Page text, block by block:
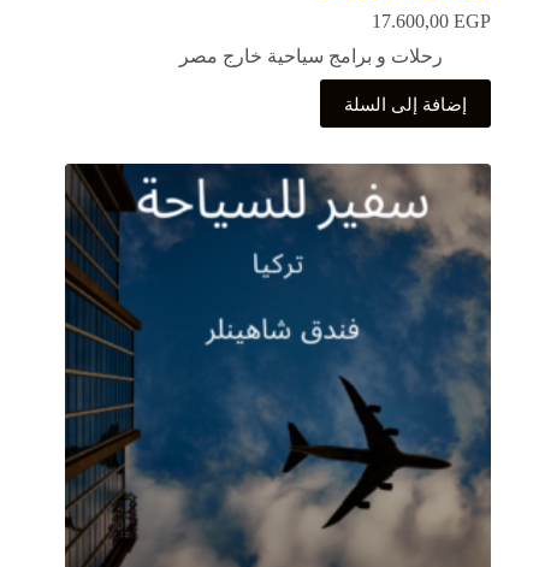
17.600,00 EGP
رحلات و برامج سياحية خارج مصر
إضافة إلى السلة